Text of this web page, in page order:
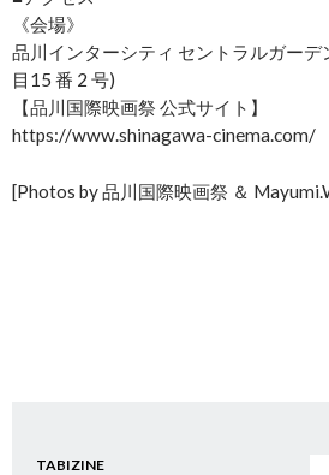
《会場》
品川インターシティ セントラルガーデ
目15 番 2 号)
【品川国際映画祭 公式サイト】
https://www.shinagawa-cinema.com/
[Photos by 品川国際映画祭 ＆
TABIZINE